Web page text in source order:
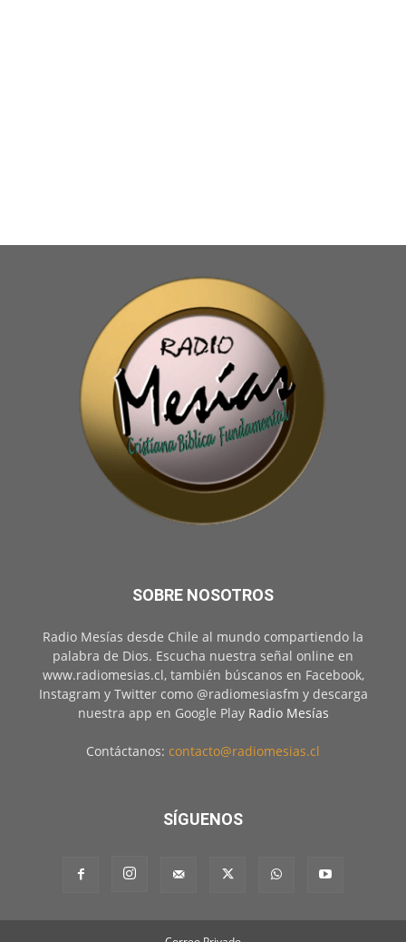
SOBRE NOSOTROS
Radio Mesías desde Chile al mundo compartiendo la
palabra de Dios. Escucha nuestra señal online en
www.radiomesias.cl, también búscanos en Facebook,
Instagram y Twitter como @radiomesiasfm y descarga
nuestra app en Google Play Radio Mesías
Contáctanos: contacto@radiomesias.cl
SÍGUENOS